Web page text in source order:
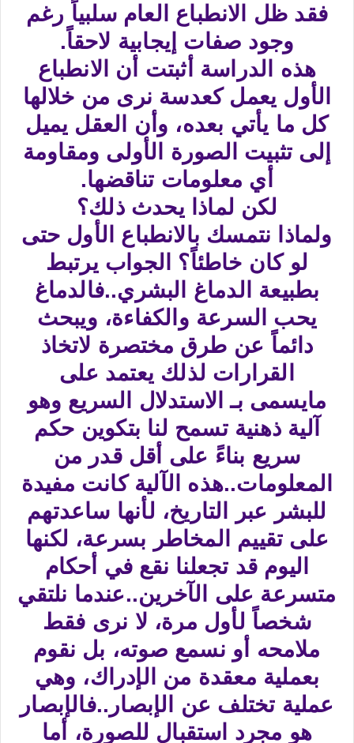
فقد ظل الانطباع العام سلبياً رغم
وجود صفات إيجابية لاحقاً.
هذه الدراسة أثبتت أن الانطباع
الأول يعمل كعدسة نرى من خلالها
كل ما يأتي بعده، وأن العقل يميل
إلى تثبيت الصورة الأولى ومقاومة
أي معلومات تناقضها.
لكن لماذا يحدث ذلك؟
ولماذا نتمسك بالانطباع الأول حتى
لو كان خاطئاً؟ الجواب يرتبط
بطبيعة الدماغ البشري..فالدماغ
يحب السرعة والكفاءة، ويبحث
دائماً عن طرق مختصرة لاتخاذ
القرارات لذلك يعتمد على
مايسمى بـ الاستدلال السريع وهو
آلية ذهنية تسمح لنا بتكوين حكم
سريع بناءً على أقل قدر من
المعلومات..هذه الآلية كانت مفيدة
للبشر عبر التاريخ، لأنها ساعدتهم
على تقييم المخاطر بسرعة، لكنها
اليوم قد تجعلنا نقع في أحكام
متسرعة على الآخرين..عندما نلتقي
شخصاً لأول مرة، لا نرى فقط
ملامحه أو نسمع صوته، بل نقوم
بعملية معقدة من الإدراك، وهي
عملية تختلف عن الإبصار..فالإبصار
هو مجرد استقبال للصورة، أما